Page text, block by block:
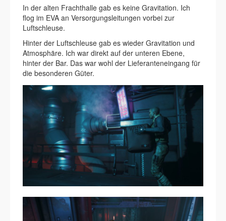
In der alten Frachthalle gab es keine Gravitation. Ich
flog im EVA an Versorgungsleitungen vorbei zur
Luftschleuse.
Hinter der Luftschleuse gab es wieder Gravitation und
Atmosphäre. Ich war direkt auf der unteren Ebene,
hinter der Bar. Das war wohl der Lieferanteneingang für
die besonderen Güter.